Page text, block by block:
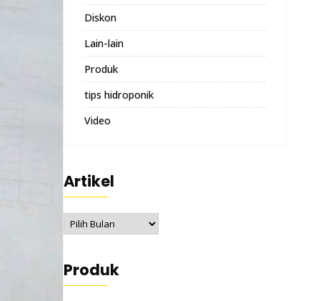
Diskon
Lain-lain
Produk
tips hidroponik
Video
Artikel
Artikel
Produk